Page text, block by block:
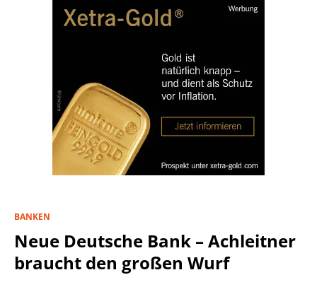
BANKEN
Neue Deutsche Bank – Achleitner
braucht den großen Wurf